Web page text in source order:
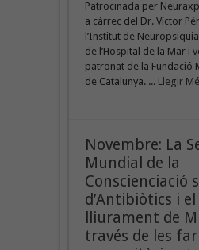
Patrocinada per
a càrrec del Dr. Víctor
l’Institut de
de l’Hospital de la Mar i
patronat de la Fundació
de Catalunya. ... Llegir
Novembre: La
Mundial de la
Conscienciació
d’Antibiòtics i
lliurament de
través de les